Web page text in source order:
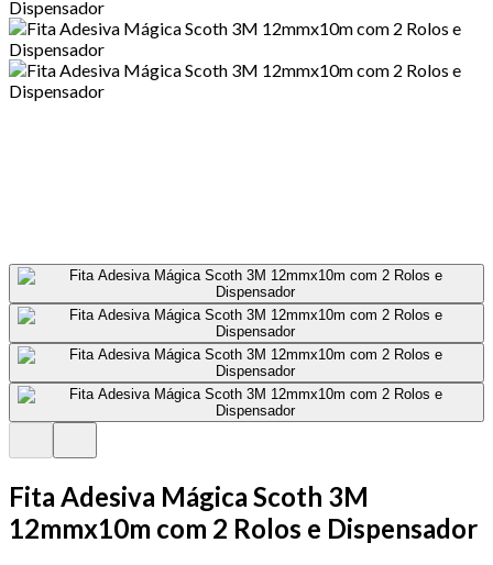
Fita Adesiva Mágica Scoth 3M
12mmx10m com 2 Rolos e Dispensador